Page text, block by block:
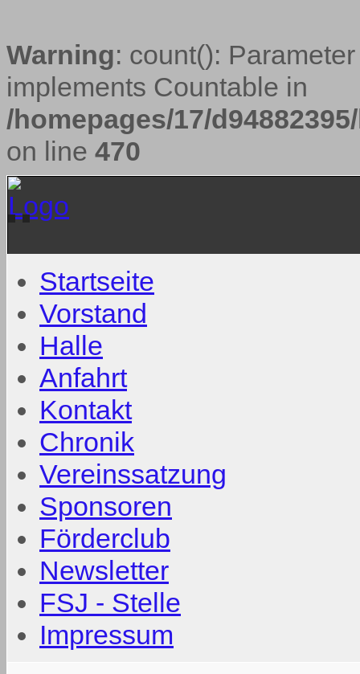
Warning: count():
implements Countable in
/homepages/17/
on line 470
Startseite
Vorstand
Halle
Anfahrt
Kontakt
Chronik
Vereinssatzung
Sponsoren
Förderclub
Newsletter
FSJ - Stelle
Impressum